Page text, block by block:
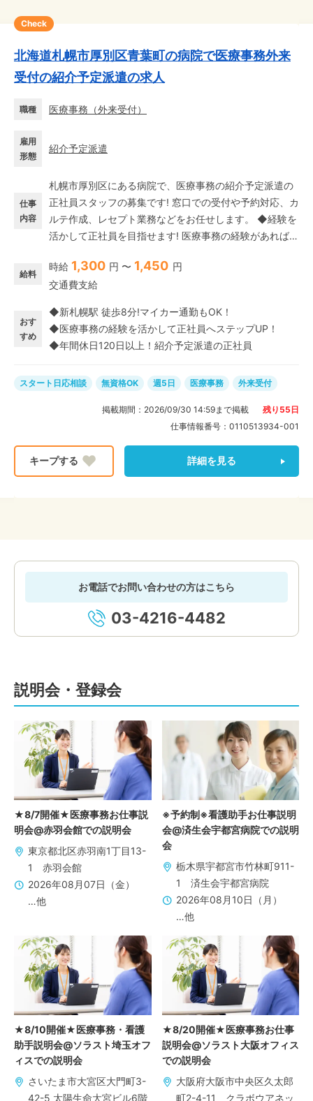
Check
北海道札幌市厚別区青葉町の病院で医療事務外来
受付の紹介予定派遣の求人
職種 医療事務 （外来受付）
雇用
形態
紹介予定派遣
仕事
内容
札幌市厚別区にある病院で、医療事務の紹介予定派遣の
正社員スタッフの募集です! 窓口での受付や予約対応、カ
ルテ作成、レセプト業務などをお任せします。 ◆経験を
活かして正社員を目指せます! 医療事務の経験があれば資
スキルを活かして即戦力として活躍できますよ◎ 派遣期
間終了後は、直接雇用(正社員)として働ける、紹介予定
るので、長く働きたい方にぴったりです。 20代～50代
の幅広い年齢層の総勢5名の医療事務スタッフが活躍中
です。
給料
時給 1,300 円 〜 1,450 円
交通費支給
おす
すめ
◆新札幌駅 徒歩8分!マイカー通勤もOK！
◆医療事務の経験を活かして正社員へステップUP！
◆年間休日120日以上！紹介予定派遣の正社員
スタート日応相談 無資格OK 週5日 医療事務 外来受付
掲載期間： 2026/09/30 14:59まで掲載 残り 55 日
仕事情報番号： 0110513934-001
詳細を見る
お電話でお問い合わせの方はこちら
03-4216-4482
説明会・登録会
★8/7開催★医療事務お仕事説
明会@赤羽会館での説明会
東京都北区赤羽南1丁目13-
1 赤羽会館
2026年08月07日（金）
…他
※予約制※看護助手お仕事説明
会@済生会宇都宮病院での説明
会
栃木県宇都宮市竹林町911-
1 済生会宇都宮病院
2026年08月10日（月）
…他
★8/10開催★医療事務・看護
助手説明会@ソラスト埼玉オフ
ィスでの説明会
さいたま市大宮区大門町3-
42-5 太陽生命大宮ビル6階
★8/20開催★医療事務お仕事
説明会@ソラスト大阪オフィス
での説明会
大阪府大阪市中央区久太郎
町2-4-11 クラボウアネッ